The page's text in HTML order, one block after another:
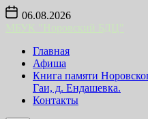
Skip
content
06.08.2026
Главная
Афиша
Книга памяти
Гаи, д. Ендашевка.
Контакты